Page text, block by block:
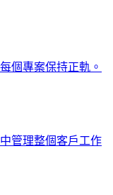
個專案保持正軌。
管理整個客戶工作